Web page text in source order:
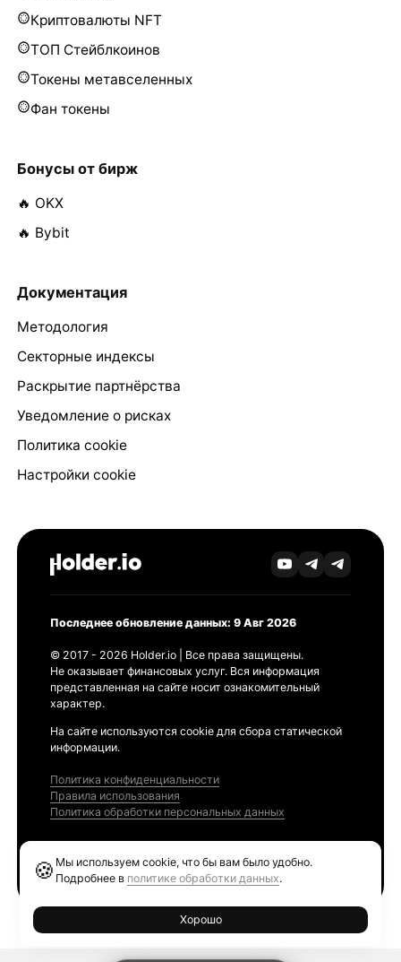
Криптовалюты NFT
ТОП Стейблкоинов
Токены метавселенных
Фан токены
Бонусы от бирж
🔥 OKX
🔥 Bybit
Документация
Методология
Секторные индексы
Раскрытие партнёрства
Уведомление о рисках
Политика cookie
Настройки cookie
Последнее обновление данных: 9 Авг 2026
© 2017 - 2026 Holder.io | Все права защищены.
Не оказывает финансовых услуг. Вся информация
представленная на сайте носит ознакомительный
характер.
На сайте используются cookie для сбора статической
информации.
Политика конфиденциальности
Правила использования
Политика обработки персональных данных
🍪 Мы используем cookie, что бы вам было удобно.
Подробнее в политике обработки данных.
Хорошо
Ethereum GAS Tracker